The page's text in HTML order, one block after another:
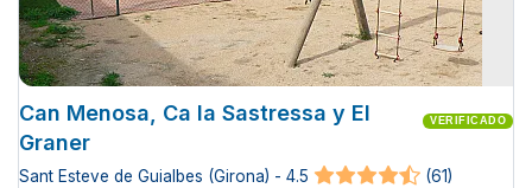
Can Menosa, Ca la Sastressa y El
Graner
VERIFICADO
Sant Esteve de Guialbes (Girona) - 4.5
(61)